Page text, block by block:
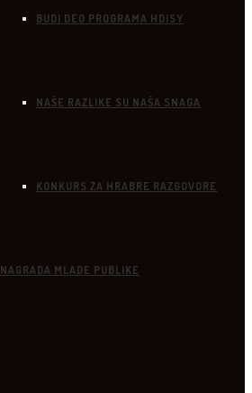
BUDI DEO PROGRAMA HDISY
NAŠE RAZLIKE SU NAŠA SNAGA
KONKURS ZA HRABRE RAZGOVORE
NAGRADA MLADE PUBLIKE